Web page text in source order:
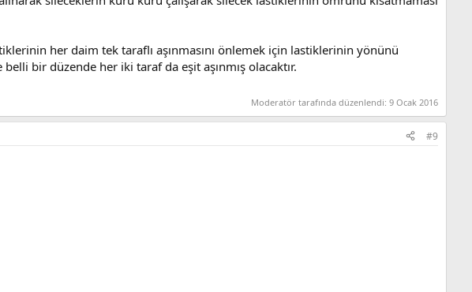
her daim tek taraflı aşınmasını önlemek için lastiklerinin yönünü
bir düzende her iki taraf da eşit aşınmış olacaktır.
Moderatör tarafında düzenlendi: 9 Ocak 2016
#9